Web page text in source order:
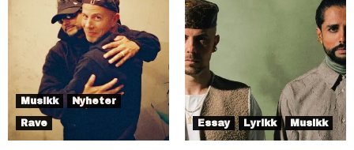
Musikk
Nyheter
Rave
Essay Lyrikk Musikk